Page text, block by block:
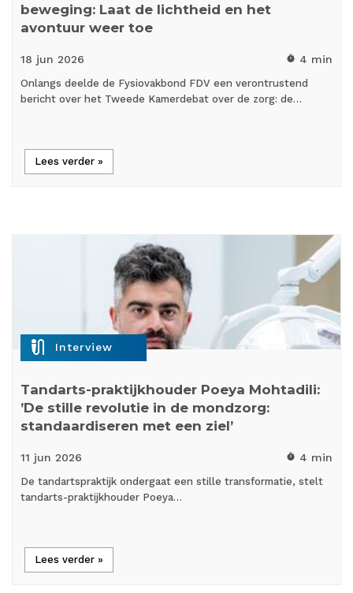
beweging: Laat de lichtheid en het
avontuur weer toe
18 jun 2026 timer 4 min
Onlangs deelde de Fysiovakbond FDV een verontrustend
bericht over het Tweede Kamerdebat over de zorg: de…
Lees verder »
mic_external_on Interview
Tandarts-praktijkhouder Poeya Mohtadili:
’De stille revolutie in de mondzorg:
standaardiseren met een ziel’
11 jun 2026 timer 4 min
De tandartspraktijk ondergaat een stille transformatie, stelt
tandarts-praktijkhouder Poeya…
Lees verder »